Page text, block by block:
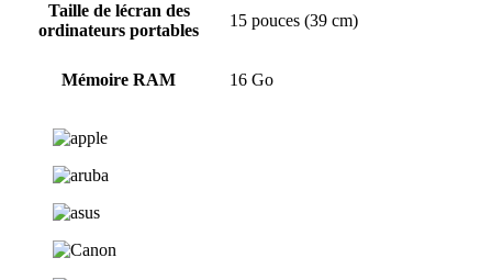
Taille de lécran des
ordinateurs portables
15 pouces (39 cm)
Mémoire RAM 16 Go